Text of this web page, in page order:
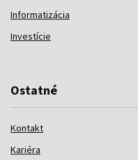
Informatizácia
Investície
Ostatné
Kontakt
Kariéra